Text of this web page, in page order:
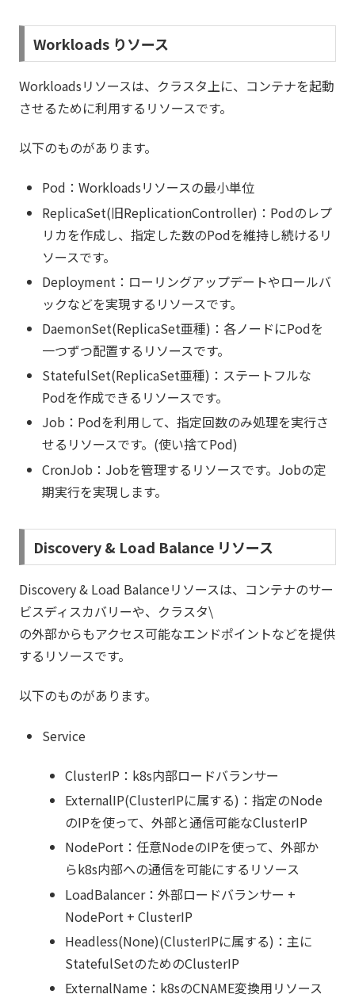
Workloads りソース
Workloadsリソースは、クラスタ上に、コンテナを起動
させるために利用するリソースです。
以下のものがあります。
Pod：Workloadsリソースの最小単位
ReplicaSet(旧ReplicationController)：Podのレプ
リカを作成し、指定した数のPodを維持し続けるリ
ソースです。
Deployment：ローリングアップデートやロールバ
ックなどを実現するリソースです。
DaemonSet(ReplicaSet亜種)：各ノードにPodを
一つずつ配置するリソースです。
StatefulSet(ReplicaSet亜種)：ステートフルな
Podを作成できるリソースです。
Job：Podを利用して、指定回数のみ処理を実行さ
せるリソースです。(使い捨てPod)
CronJob：Jobを管理するリソースです。Jobの定
期実行を実現します。
Discovery & Load Balance リソース
Discovery & Load Balanceリソースは、コンテナのサー
ビスディスカバリーや、クラスタ\
の外部からもアクセス可能なエンドポイントなどを提供
するリソースです。
以下のものがあります。
Service
ClusterIP：k8s内部ロードバランサー
ExternalIP(ClusterIPに属する)：指定のNode
のIPを使って、外部と通信可能なClusterIP
NodePort：任意NodeのIPを使って、外部か
らk8s内部への通信を可能にするリソース
LoadBalancer：外部ロードバランサー +
NodePort + ClusterIP
Headless(None)(ClusterIPに属する)：主に
StatefulSetのためのClusterIP
ExternalName：k8sのCNAME変換用リソース